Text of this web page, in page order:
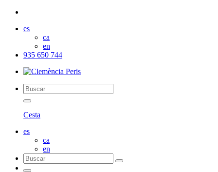
es
ca
en
935 650 744
Cesta
es
ca
en